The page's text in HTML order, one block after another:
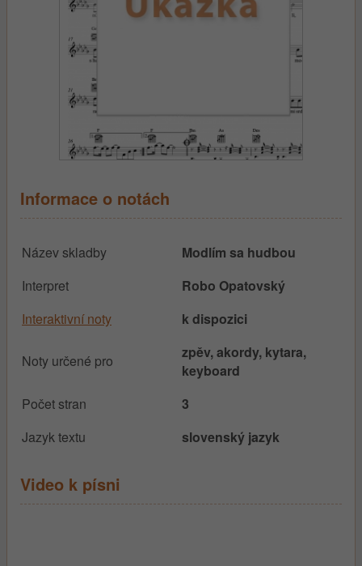
Informace o notách
Název skladby
Modlím sa hudbou
Interpret
Robo Opatovský
Interaktivní noty
k dispozici
Noty určené pro
zpěv, akordy, kytara,
keyboard
Počet stran
3
Jazyk textu
slovenský jazyk
Video k písni